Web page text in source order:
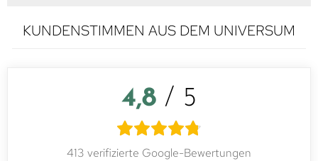
KUNDENSTIMMEN AUS DEM UNIVERSUM
4,8 / 5
413 verifizierte Google-Bewertungen